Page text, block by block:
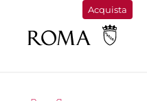
Acquista